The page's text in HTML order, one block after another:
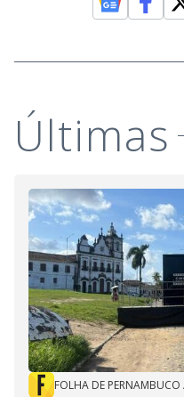
Últimas
FOLHA DE PERNAMBUCO